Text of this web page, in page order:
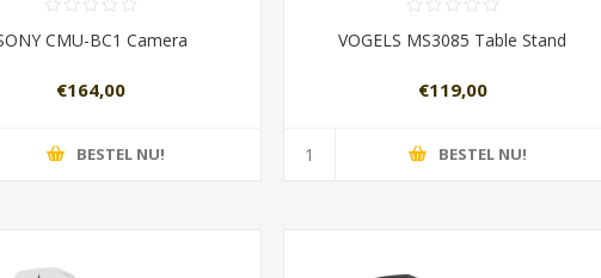
CMU-BC1 Camera
€164,00
BESTEL NU!
VOGELS MS3085 Table Stand
€119,00
BESTEL NU!